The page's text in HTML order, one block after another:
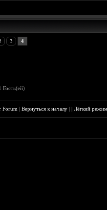
3 4
Гость(ей)
Forum |Вернуться к началу ||Лёгкий